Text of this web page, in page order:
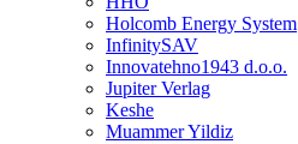
Holcomb Energy System
InfinitySAV
Innovatehno1943 d.o.o.
Jupiter Verlag
Keshe
Muammer Yildiz